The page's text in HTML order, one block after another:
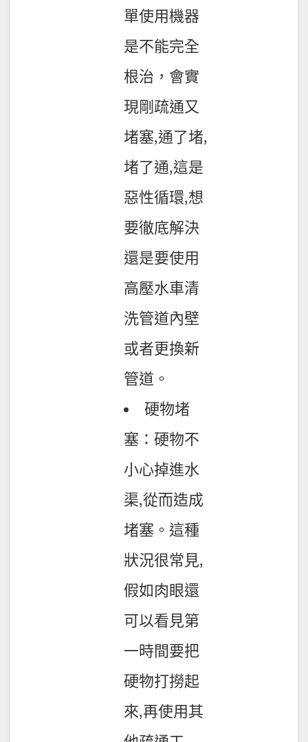
單使用機器
是不能完全
根治，會實
現剛疏通又
堵塞,通了堵,
堵了通,這是
惡性循環,想
要徹底解決
還是要使用
高壓水車清
洗管道內壁
或者更換新
管道。
硬物堵
塞：硬物不
小心掉進水
渠,從而造成
堵塞。這種
狀況很常見,
假如肉眼還
可以看見第
一時間要把
硬物打撈起
來,再使用其